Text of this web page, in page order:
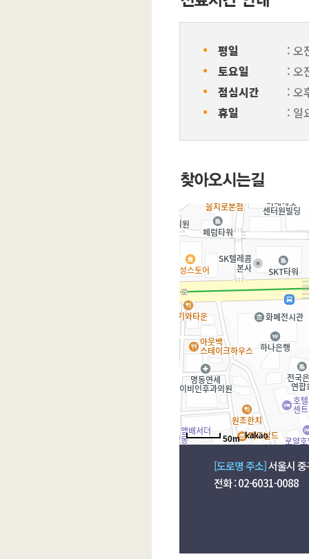
ㆍ 평일 : 오
ㆍ 토요일 : 오
ㆍ 점심시간 : 오
ㆍ 휴일 : 일
50m
[도로명 주소]서울시
전화 : 02-6031-0088